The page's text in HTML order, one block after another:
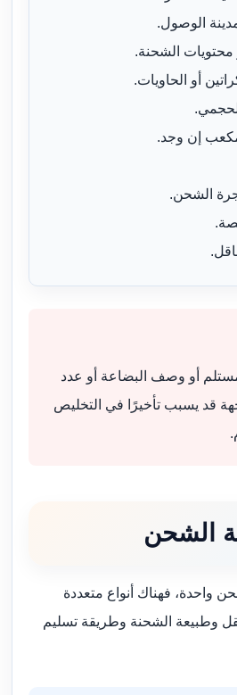
الوصول.
الشحنة.
أو الحاويات.
إن وجد.
الشحن.
أو وصف البضاعة أو عدد
قد يسبب تأخيرًا في التخليص
الشحن
واحدة، فهناك أنواع متعددة
وطبيعة الشحنة وطريقة تسليم